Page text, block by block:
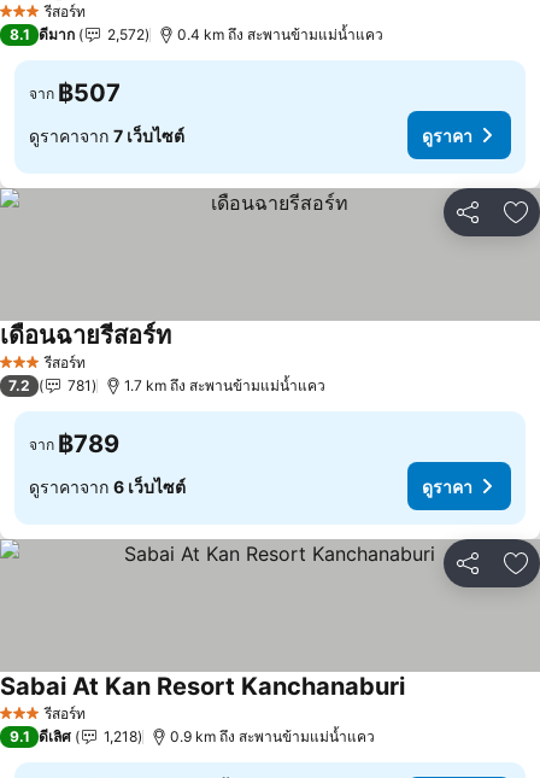
3 ดาว รีสอร์ท
8.1 ดีมาก 2,572 0.4 km ถึง สะพานข้ามแม่น้ำแคว
จาก ฿507
ดูราคาจาก 7 เว็บไซต์ ดูราคา
แชร์ เ
3 ดาว รีสอร์ท
เดือนฉายรีสอร์ท
7.2 781 1.7 km ถึง สะพานข้ามแม่น้ำแคว
จาก ฿789
ดูราคาจาก 6 เว็บไซต์ ดูราคา
แชร์ เ
3 ดาว รีสอร์ท
Sabai At Kan Resort Kanchanaburi
9.1 ดีเลิศ 1,218 0.9 km ถึง สะพานข้ามแม่น้ำแคว